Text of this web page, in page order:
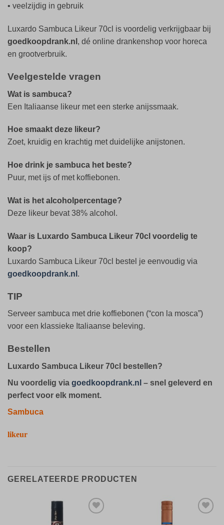
• veelzijdig in gebruik
Luxardo Sambuca Likeur 70cl is voordelig verkrijgbaar bij
goedkoopdrank.nl , dé online drankenshop voor horeca
en grootverbruik.
Veelgestelde vragen
Wat is sambuca?
Een Italiaanse likeur met een sterke anijssmaak.
Hoe smaakt deze likeur?
Zoet, kruidig en krachtig met duidelijke anijstonen.
Hoe drink je sambuca het beste?
Puur, met ijs of met koffiebonen.
Wat is het alcoholpercentage?
Deze likeur bevat 38% alcohol.
Waar is Luxardo Sambuca Likeur 70cl voordelig te
koop?
Luxardo Sambuca Likeur 70cl bestel je eenvoudig via
goedkoopdrank.nl .
TIP
Serveer sambuca met drie koffiebonen (“con la mosca”)
voor een klassieke Italiaanse beleving.
Bestellen
Luxardo Sambuca Likeur 70cl bestellen?
Nu voordelig via goedkoopdrank.nl – snel geleverd en
perfect voor elk moment.
Sambuca
likeur
GERELATEERDE PRODUCTEN